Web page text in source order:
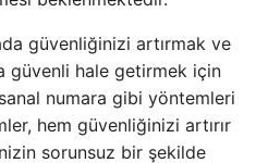
güvenliğinizi artırmak ve
güvenli hale getirmek için
numara gibi yöntemleri
hem güvenliğinizi artırır
sorunsuz bir şekilde